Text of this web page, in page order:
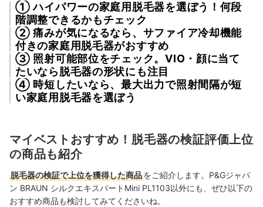
① ハイパワーの家庭用脱毛器を選ぼう！何段
階調整できるかもチェック
② 痛みが気になるなら、サファイア冷却機能
付きの家庭用脱毛器がおすすめ
③ 照射可能部位をチェック。VIO・顔に当て
たいなら脱毛器の形状にも注目
④ 時短したいなら、最大出力で照射間隔が短
い家庭用脱毛器を選ぼう
マイベストおすすめ！脱毛器の検証評価上位
の商品も紹介
脱毛器の検証で上位を獲得した商品をご紹介します。P&Gジャパ
ン BRAUN シルクエキスパートMini PL1103以外にも、ぜひ以下の
おすすめ商品も検討してみてくださいね。